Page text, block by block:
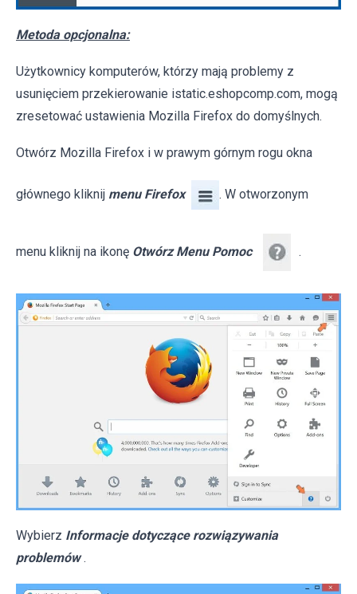
Metoda opcjonalna:
Użytkownicy komputerów, którzy mają problemy z
usunięciem przekierowanie istatic.eshopcomp.com, mogą
zresetować ustawienia Mozilla Firefox do domyślnych.
Otwórz Mozilla Firefox i w prawym górnym rogu okna
głównego kliknij menu Firefox . W otworzonym
menu kliknij na ikonę Otwórz Menu Pomoc .
Wybierz Informacje dotyczące rozwiązywania
problemów .